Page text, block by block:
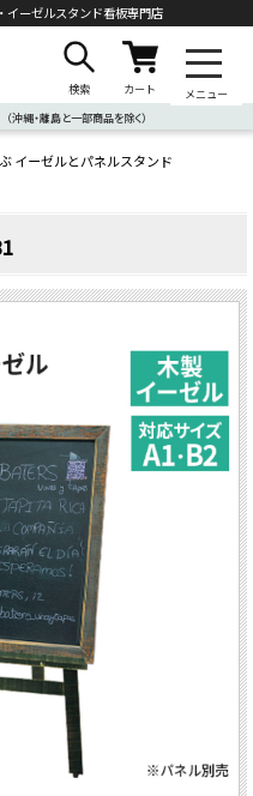
イーゼルスタンド看板専門店
検索 カート メニュー
（沖縄・離島と一部商品を除く）
イーゼルとパネルスタンド